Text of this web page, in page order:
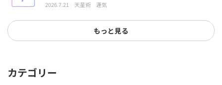
2026.7.21 天星術 運気
もっと見る
カテゴリー